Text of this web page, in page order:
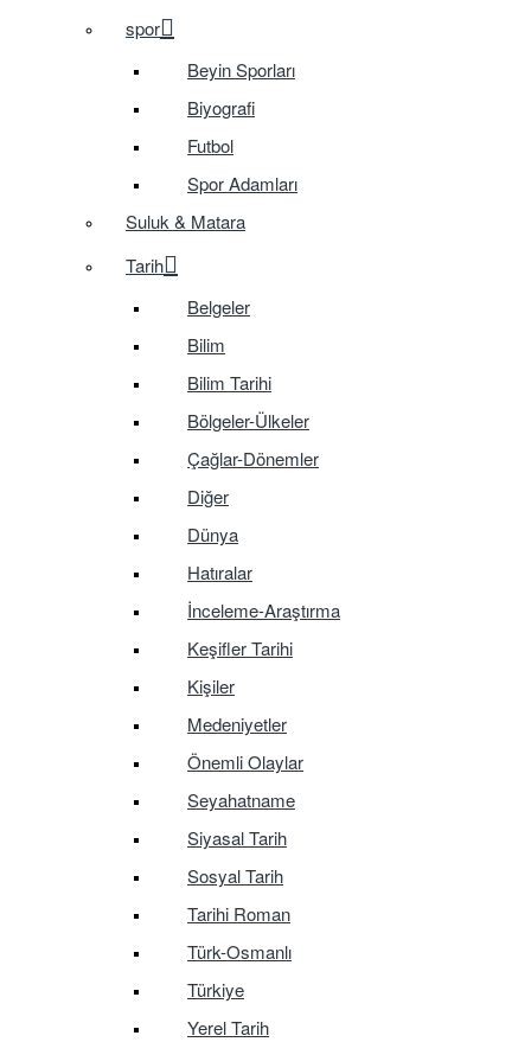
spor
Beyin Sporları
Biyografi
Futbol
Spor Adamları
Suluk & Matara
Tarih
Belgeler
Bilim
Bilim Tarihi
Bölgeler-Ülkeler
Çağlar-Dönemler
Diğer
Dünya
Hatıralar
İnceleme-Araştırma
Keşifler Tarihi
Kişiler
Medeniyetler
Önemli Olaylar
Seyahatname
Siyasal Tarih
Sosyal Tarih
Tarihi Roman
Türk-Osmanlı
Türkiye
Yerel Tarih